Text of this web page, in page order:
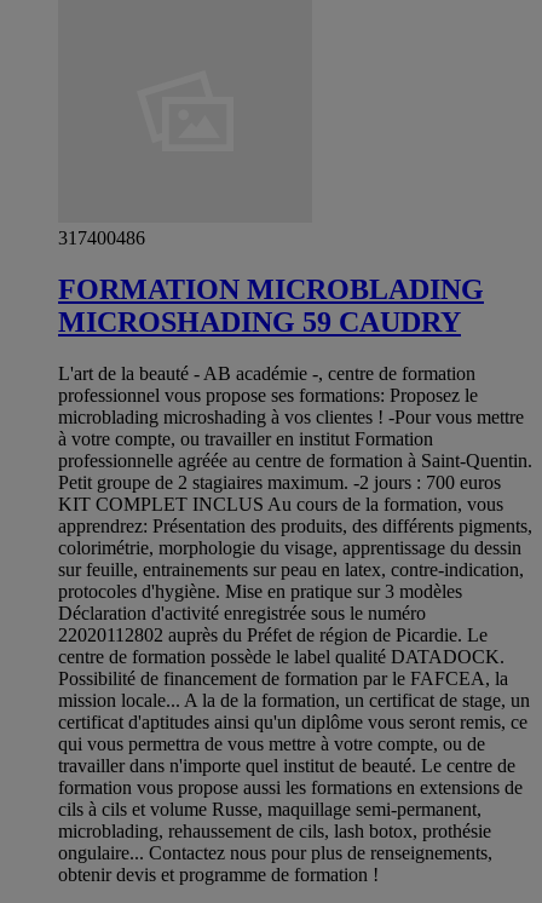
317400486
FORMATION MICROBLADING
MICROSHADING 59 CAUDRY
L'art de la beauté - AB académie -, centre de formation
professionnel vous propose ses formations: Proposez le
microblading microshading à vos clientes ! -Pour vous mettre
à votre compte, ou travailler en institut Formation
professionnelle agréée au centre de formation à Saint-Quentin.
Petit groupe de 2 stagiaires maximum. -2 jours : 700 euros
KIT COMPLET INCLUS Au cours de la formation, vous
apprendrez: Présentation des produits, des différents pigments,
colorimétrie, morphologie du visage, apprentissage du dessin
sur feuille, entrainements sur peau en latex, contre-indication,
protocoles d'hygiène. Mise en pratique sur 3 modèles
Déclaration d'activité enregistrée sous le numéro
22020112802 auprès du Préfet de région de Picardie. Le
centre de formation possède le label qualité DATADOCK.
Possibilité de financement de formation par le FAFCEA, la
mission locale... A la de la formation, un certificat de stage, un
certificat d'aptitudes ainsi qu'un diplôme vous seront remis, ce
qui vous permettra de vous mettre à votre compte, ou de
travailler dans n'importe quel institut de beauté. Le centre de
formation vous propose aussi les formations en extensions de
cils à cils et volume Russe, maquillage semi-permanent,
microblading, rehaussement de cils, lash botox, prothésie
ongulaire... Contactez nous pour plus de renseignements,
obtenir devis et programme de formation !